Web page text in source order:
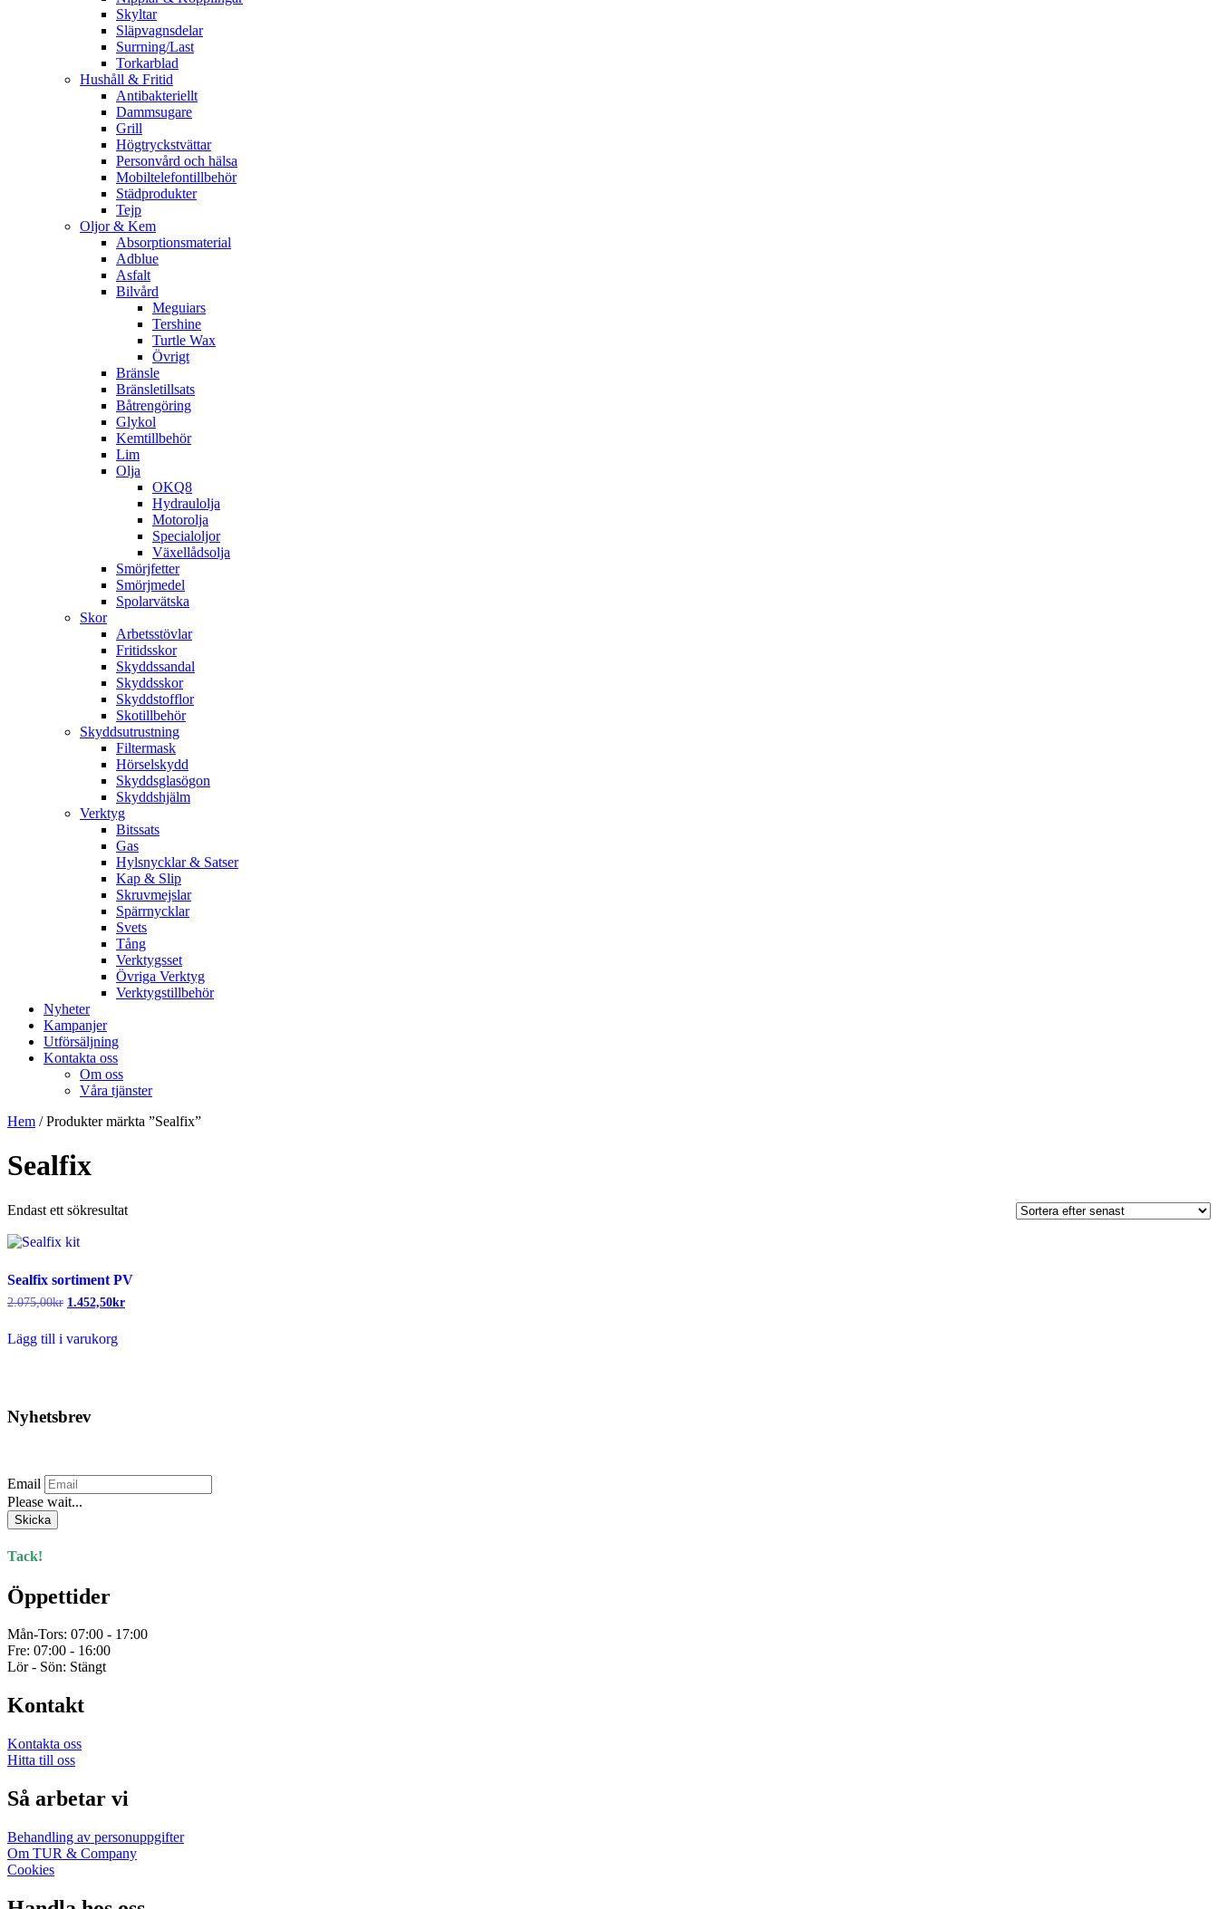
Skyltar
Släpvagnsdelar
Surrning/Last
Torkarblad
Hushåll & Fritid
Antibakteriellt​
Dammsugare
Grill
Högtryckstvättar
Personvård och hälsa
Mobiltelefontillbehör
Städprodukter
Tejp
Oljor & Kem
Absorptionsmaterial
Adblue
Asfalt
Bilvård
Meguiars
Tershine
Turtle Wax
Övrigt
Bränsle
Bränsletillsats
Båtrengöring
Glykol
Kemtillbehör
Lim
Olja
OKQ8
Hydraulolja
Motorolja
Specialoljor
Växellådsolja
Smörjfetter
Smörjmedel
Spolarvätska
Skor
Arbetsstövlar
Fritidsskor
Skyddssandal
Skyddsskor
Skyddstofflor
Skotillbehör
Skyddsutrustning
Filtermask
Hörselskydd
Skyddsglasögon
Skyddshjälm
Verktyg
Bitssats
Gas
Hylsnycklar & Satser
Kap & Slip
Skruvmejslar
Spärrnycklar
Svets
Tång
Verktygsset
Övriga Verktyg
Verktygstillbehör
Nyheter
Kampanjer
Utförsäljning
Kontakta oss
Om oss
Våra tjänster
Hem / Produkter märkta ”Sealfix”
Sealfix
Endast ett sökresultat
Sealfix sortiment PV
2.075,00kr Det
var:
1.452,50krDet
Lägg till i varukorg
Nyhetsbrev
Email
Please wait...
Skicka
Tack!
Öppettider
Mån-Tors: 07:00 - 17:00
Fre: 07:00 - 16:00
Lör - Sön: Stängt
Kontakt
Kontakta oss
Hitta till oss
Så arbetar vi
Behandling av personuppgifter
Om TUR & Company
Cookies